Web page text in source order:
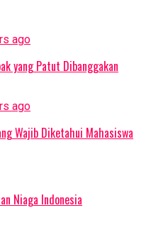
ago
yang Patut Dibanggakan
ago
Wajib Diketahui Mahasiswa
Niaga Indonesia